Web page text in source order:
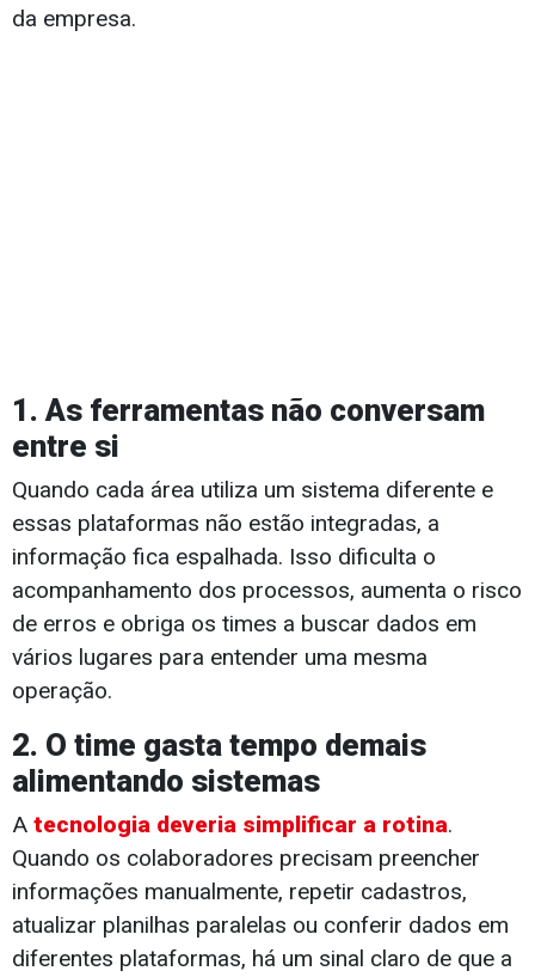
da empresa.
1. As ferramentas não conversam
entre si
Quando cada área utiliza um sistema diferente e
essas plataformas não estão integradas, a
informação fica espalhada. Isso dificulta o
acompanhamento dos processos, aumenta o risco
de erros e obriga os times a buscar dados em
vários lugares para entender uma mesma
operação.
2. O time gasta tempo demais
alimentando sistemas
A tecnologia deveria simplificar a rotina.
Quando os colaboradores precisam preencher
informações manualmente, repetir cadastros,
atualizar planilhas paralelas ou conferir dados em
diferentes plataformas, há um sinal claro de que a